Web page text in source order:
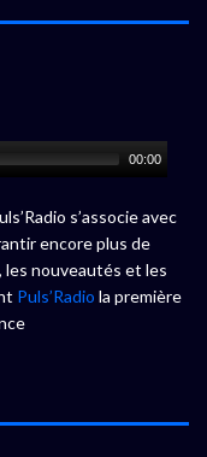
00:00
s’associe avec
encore plus de
les nouveautés et les
Puls’Radio la première